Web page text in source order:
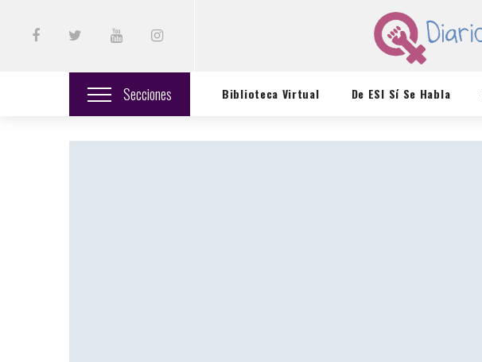
Secciones Biblioteca Virtual De ESI Sí Se Habla